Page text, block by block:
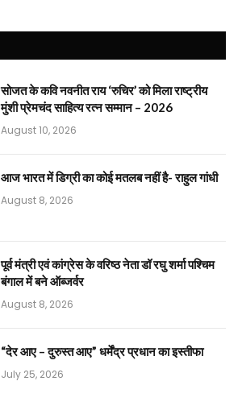
सोजत के कवि नवनीत राय ‘रुचिर’ को मिला राष्ट्रीय
मुंशी प्रेमचंद साहित्य रत्न सम्मान – 2026
August 10, 2026
आज भारत में डिग्री का कोई मतलब नहीं है- राहुल गांधी
August 8, 2026
पूर्व मंत्री एवं कांग्रेस के वरिष्ठ नेता डॉ रघु शर्मा पश्चिम
बंगाल में बने ऑब्जर्वर
August 8, 2026
“देर आए – दुरुस्त आए” धर्मेंद्र प्रधान का इस्तीफा
July 25, 2026